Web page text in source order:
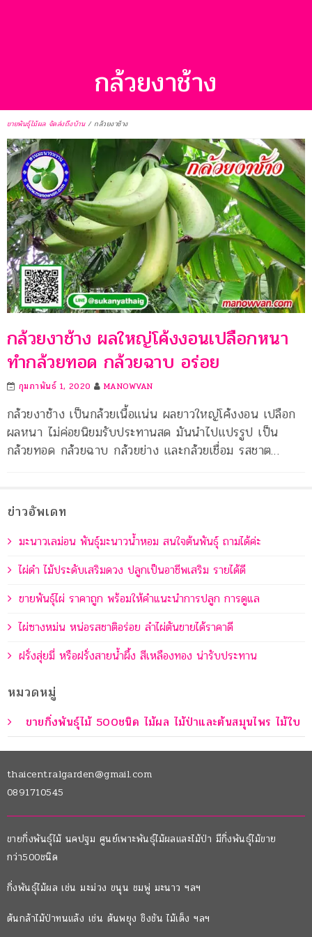
กล้วยงาช้าง
ขายพันธุ์ไม้ผล จัดส่งถึงบ้าน/กล้วยงาช้าง
กล้วยงาช้าง ผลใหญ่โค้งงอนเปลือกหนา
ทำกล้วยทอด กล้วยฉาบ อร่อย
กุมภาพันธ์ 1, 2020 MANOWVAN
กล้วยงาช้าง เป็นกล้วยเนื้อแน่น ผลยาวใหญ่โค้งงอน เปลือก
ผลหนา ไม่ค่อยนิยมรับประทานสด มันนำไปแปรรูป เป็น
กล้วยทอด กล้วยฉาบ กล้วยย่าง และกล้วยเชื่อม รสชาต…
ข่าวอัพเดท
มะนาวเลม่อน พันธุ์มะนาวน้ำหอม สนใจต้นพันธุ์ ถามได้ค่ะ
ไผ่ดำ ไม้ประดับเสริมดวง ปลูกเป็นอาชีพเสริม รายได้ดี
ขายพันธุ์ไผ่ ราคาถูก พร้อมให้คำแนะนำการปลูก การดูแล
ไผ่ซางหม่น หน่อรสชาติอร่อย ลำไผ่ตันขายได้ราคาดี
ฝรั่งสุ่ยมี่ หรือฝรั่งสายน้ำผึ้ง สีเหลืองทอง น่ารับประทาน
หมวดหมู่
ขายกิ่งพันธุ์ไม้ 500ชนิด ไม้ผล ไม้ป่าและต้นสมุนไพร ไม้ใบ
thaicentralgarden@gmail.com
0891710545
ขายกิ่งพันธุ์ไม้ นคปฐม ศูนย์เพาะพันธุ์ไม้ผลและไม้ป่า มีกิ่งพันธุ์ไม้ขาย
กว่า500ชนิด
กิ่งพันธุ์ไม้ผล เช่น มะม่วง ขนุน ชมพู่ มะนาว ฯลฯ
ต้นกล้าไม้ป่าทนแล้ง เช่น ต้นพยุง ชิงชัน ไม้เต็ง ฯลฯ